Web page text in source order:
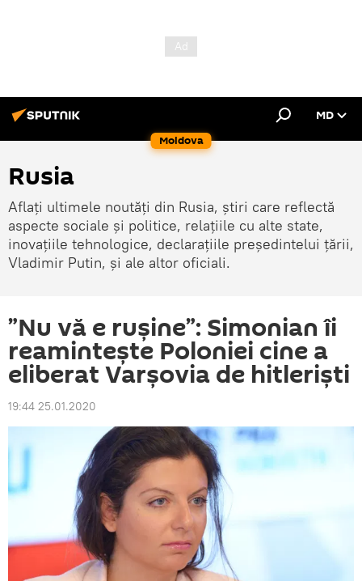
Moldova
MD
Rusia
Aflați ultimele noutăți din Rusia, știri care reflectă
aspecte sociale și politice, relațiile cu alte state,
inovațiile tehnologice, declarațiile președintelui țării,
Vladimir Putin, și ale altor oficiali.
”Nu vă e rușine”: Simonian îi
reamintește Poloniei cine a
eliberat Varșovia de hitleriști
19:44 25.01.2020